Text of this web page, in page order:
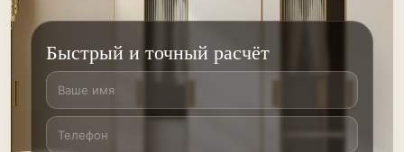
Быстрый и точный расчёт